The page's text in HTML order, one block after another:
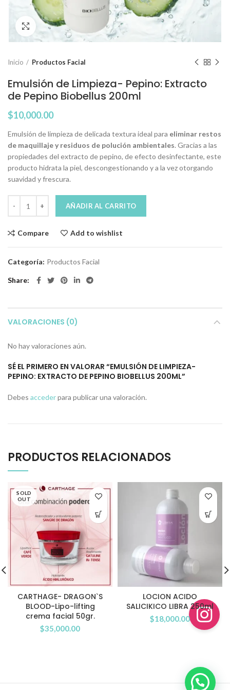
Click to enlarge
Inicio Productos Facial
Emulsión de Limpieza- Pepino: Extracto
de Pepino Biobellus 200ml
$10,000.00
Emulsión de limpieza de delicada textura ideal para eliminar restos
de maquillaje y residuos de polución ambientales. Gracias a las
propiedades del extracto de pepino, de efecto desinfectante, este
producto hidrata la piel, descongestionando y a la vez otorgando
suavidad y frescura.
AÑADIR AL CARRITO
Compare Add to wishlist
Categoría: Productos Facial
Share
VALORACIONES (0)
No hay valoraciones aún.
SÉ EL PRIMERO EN VALORAR “EMULSIÓN DE LIMPIEZA-
PEPINO: EXTRACTO DE PEPINO BIOBELLUS 200ML”
Debes accederpara publicar una valoración.
PRODUCTOS RELACIONADOS
SOLD
OUT
CARTHAGE- DRAGON`S
BLOOD-Lipo-lifting
crema facial 50gr.
$35,000.00
LOCION ACIDO
SALICIKICO LIBRA 250ml
$18,000.00